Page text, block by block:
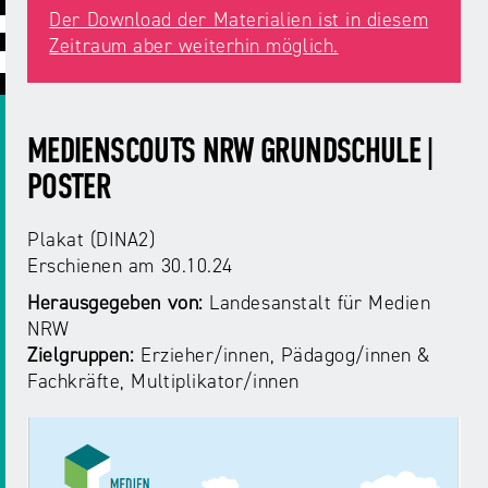
Europa
in
der
Desinformation
Medienvielfalt
Standort
Growth
Day
und-
Klar-
Festival
Medienkarriere
Medienscouts
Convention
Medienversammlung
Juuuport
NRWision
FLIMMO
Förderungen
und
Datenschutzaufsicht
Rechtsgrundlagen
Berichte
Die
Medienkommission
Der Download der Materialien ist in diesem
Zeitraum aber weiterhin möglich.
MEDIENSCOUTS NRW GRUNDSCHULE |
POSTER
Plakat (DINA2)
Erschienen am 30.10.24
Herausgegeben von: Landesanstalt für Medien
NRW
Zielgruppen: Erzieher/innen Pädagog/innen
Fachkräfte, Multiplikator/innen